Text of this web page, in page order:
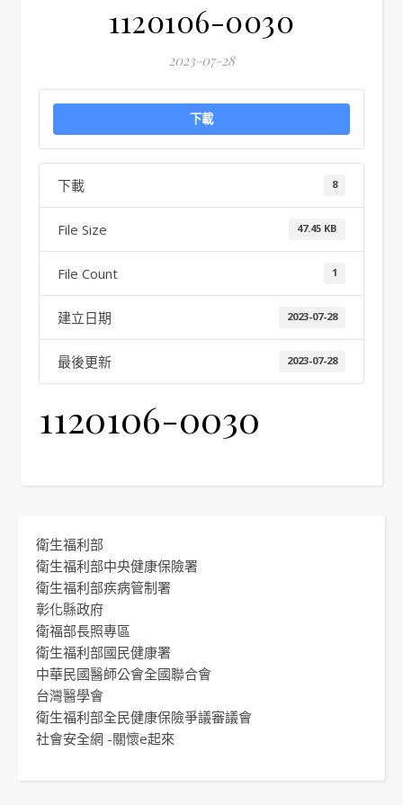
1120106-0030
2023-07-28
下載
下載 8
File Size 47.45 KB
File Count 1
建立日期 2023-07-28
最後更新 2023-07-28
1120106-0030
衛生福利部
衛生福利部中央健康保險署
衛生福利部疾病管制署
彰化縣政府
衛福部長照專區
衛生福利部國民健康署
中華民國醫師公會全國聯合會
台灣醫學會
衛生福利部全民健康保險爭議審議會
社會安全網 -關懷e起來